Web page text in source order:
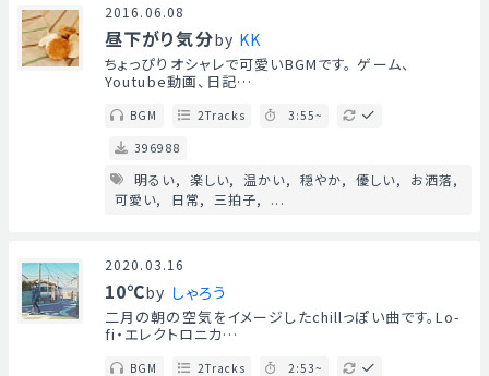
2016.06.08
昼下がり気分by KK
ちょっぴりオシャレで可愛いBGMです。 ゲーム、
Youtube動画、日記…
BGM 2Tracks
3:55~
396988
明るい 楽しい 温かい 穏やか 優しい
お洒落
可愛い
日常 三拍子 ...
2020.03.16
10℃by しゃろう
二月の朝の空気をイメージしたchillっぽい曲です。Lo-
fi・エレクトロニカ…
BGM 2Tracks
2:53~